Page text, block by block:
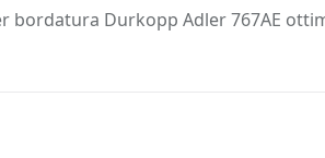
bordatura Durkopp Adler 767AE